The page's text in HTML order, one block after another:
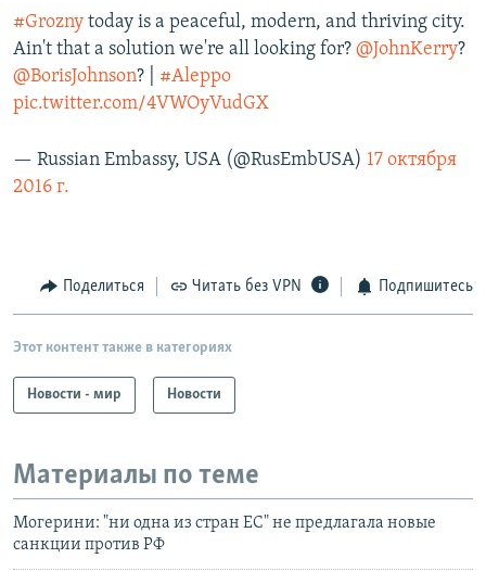
#Grozny today is a peaceful, modern, and thriving city.
Ain't that a solution we're all looking for? @JohnKerry?
@BorisJohnson? | #Aleppo
pic.twitter.com/4VWOyVudGX
— Russian Embassy, USA (@RusEmbUSA) 17 октября
2016 г.
Поделиться Читать без VPN Подпишитесь
Этот контент также в категориях
Новости - мир Новости
Материалы по теме
Могерини: "ни одна из стран ЕС" не предлагала новые
санкции против РФ